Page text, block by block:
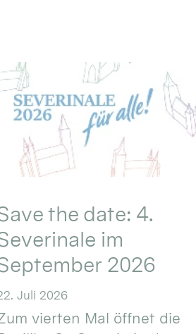
the date: 4.
im
2026
Juli 2026
vierten Mal öffnet die